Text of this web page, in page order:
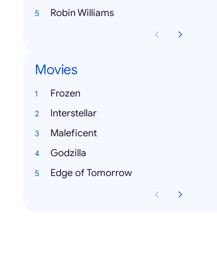
Robin Williams
Movies
Frozen
Interstellar
Maleficent
Godzilla
Edge of Tomorrow